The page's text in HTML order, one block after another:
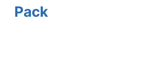
Pack